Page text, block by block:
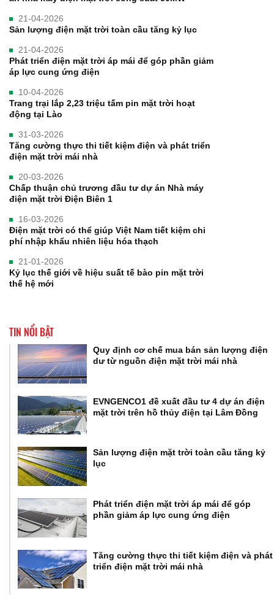
21-04-2026
Sản lượng điện mặt trời toàn cầu tăng kỷ lục
21-04-2026
Phát triển điện mặt trời áp mái để góp phần giảm
áp lực cung ứng điện
10-04-2026
Trang trại lắp 2,23 triệu tấm pin mặt trời hoạt
động tại Lào
31-03-2026
Tăng cường thực thi tiết kiệm điện và phát triển
điện mặt trời mái nhà
20-03-2026
Chấp thuận chủ trương đầu tư dự án Nhà máy
điện mặt trời Điện Biên 1
16-03-2026
Điện mặt trời có thể giúp Việt Nam tiết kiệm chi
phí nhập khẩu nhiên liệu hóa thạch
21-01-2026
Kỷ lục thế giới về hiệu suất tế bào pin mặt trời
thế hệ mới
TIN NỔI BẬT
Quy định cơ chế mua bán sản lượng điện
dư từ nguồn điện mặt trời mái nhà
EVNGENCO1 đề xuất đầu tư 4 dự án điện
mặt trời trên hồ thủy điện tại Lâm Đồng
Sản lượng điện mặt trời toàn cầu tăng kỷ
lục
Phát triển điện mặt trời áp mái để góp
phần giảm áp lực cung ứng điện
Tăng cường thực thi tiết kiệm điện và phát
triển điện mặt trời mái nhà